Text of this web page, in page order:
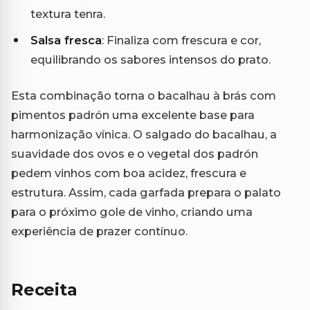
textura tenra.
Salsa fresca: Finaliza com frescura e cor,
equilibrando os sabores intensos do prato.
Esta combinação torna o bacalhau à brás com
pimentos padrón uma excelente base para
harmonização vínica. O salgado do bacalhau, a
suavidade dos ovos e o vegetal dos padrón
pedem vinhos com boa acidez, frescura e
estrutura. Assim, cada garfada prepara o palato
para o próximo gole de vinho, criando uma
experiência de prazer contínuo.
Receita